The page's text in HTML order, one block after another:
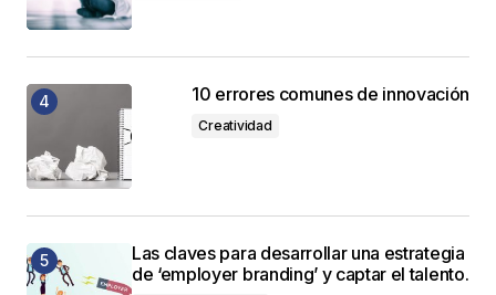
10 errores comunes de innovación
Creatividad
Las claves para desarrollar una estrategia
de ‘employer branding’ y captar el talento.